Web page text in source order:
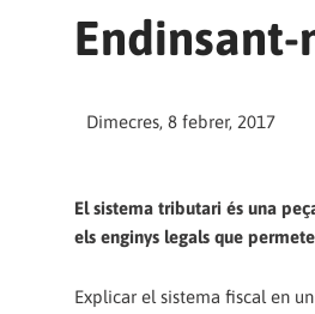
Endinsant-
Dimecres, 8 febrer, 2017
El sistema tributari és una
els enginys legals que
Explicar el sistema fiscal en